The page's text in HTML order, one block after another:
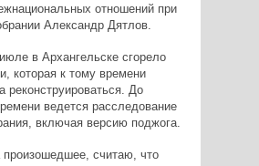
отношений при
Александр Дятлов.
в Архангельске сгорело
которая к тому времени
реконструироваться. До
ведется расследование
включая версию поджога.
считаю, что